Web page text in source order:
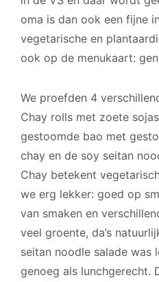
oma is dan ook een fijne
vegetarische en
ook op de menukaart:
We proefden 4
Chay rolls met zoete
gestoomde bao met
chay en de soy seitan
Chay betekent
we erg lekker: goed op
van smaken en
veel groente, da’s
seitan noodle salade was
genoeg als lunchgerecht.